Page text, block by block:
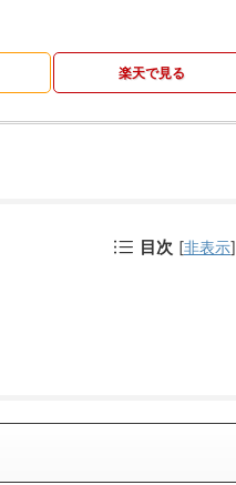
楽天で見る
目次 [非表示]